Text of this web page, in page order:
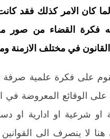
كان الامر كذلك فقد
فكرة القضاء من صور
في مختلف الازمنة
على فكرة علمية
الوقائع المعروضة في
او شرعية او ادارية او
لا ينصرف الى